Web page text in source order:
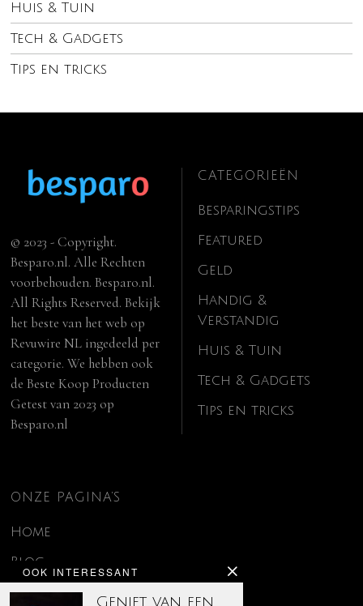
Huis & Tuin
Tech & Gadgets
Tips en tricks
OOK INTERESSANT
Geniet van een
© 2023 - Copyright.
Besparo.nl. Alle Rechten
voorbehouden. Besparo.nl.
All Rights Reserved. Bekijk
het beste van het web op
Revuwire NL ingedeeld per
categorie. We hebben ook
deBeste Koop Producten
Getest van 2023 op
Besparo.nl
CATEGORIEËN
Besparingstips
Featured
Geld
Handig &
Verstandig
Huis & Tuin
Tech & Gadgets
Tips en tricks
ONZE PAGINA’S
Home
Blog
Contact